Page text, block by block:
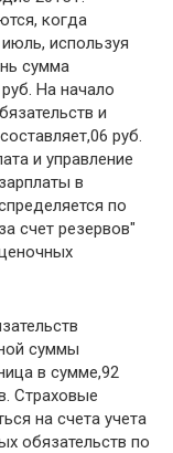
когда
используя
сумма
На начало
и
руб.
и управление
в
по
счет резервов"
суммы
в сумме,92
Страховые
на счета учета
обязательств по